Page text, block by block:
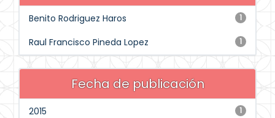
1
Benito Rodriguez Haros
1
Raul Francisco Pineda Lopez
Fecha de publicación
1
2015